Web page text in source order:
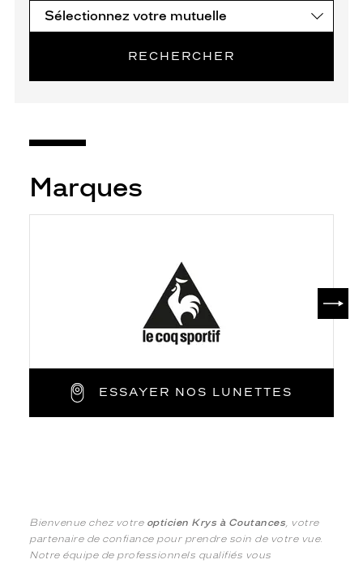
RECHERCHER
Marques
ESSAYER NOS LUNETTES
Bienvenue chez votre opticien Krys à Coutances , votre
partenaire de confiance pour prendre soin de votre vue.
Notre équipe de professionnels qualifiés vous